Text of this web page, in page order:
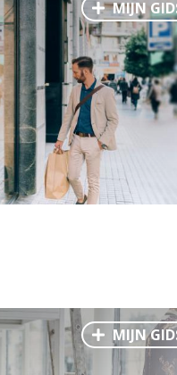
MIJN
MIJN